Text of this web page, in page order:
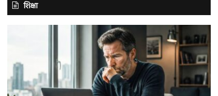
शिक्षा